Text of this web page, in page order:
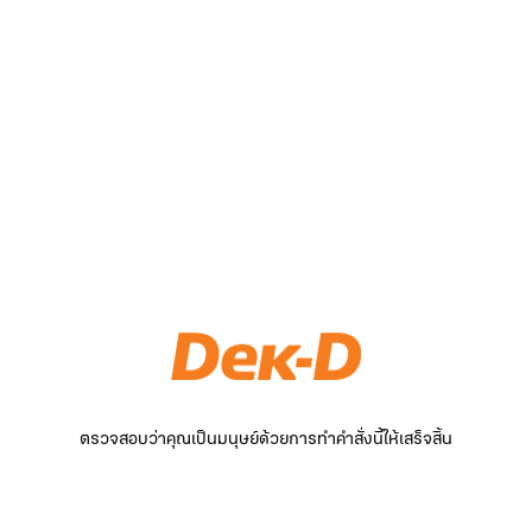
ตรวจสอบว่าคุณเป็นมนุษย์ด้วยการทำคำสั่งนี้ให้เสร็จสิ้น